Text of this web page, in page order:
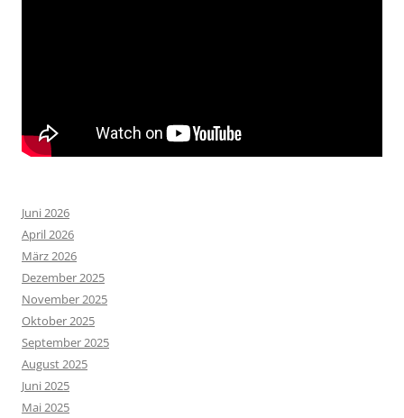
Juni 2026
April 2026
März 2026
Dezember 2025
November 2025
Oktober 2025
September 2025
August 2025
Juni 2025
Mai 2025